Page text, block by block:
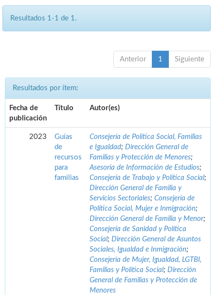
Resultados 1-1 de 1.
Anterior 1 Siguiente
Resultados por ítem:
Fecha de
publicación
Título Autor(es)
2023
Guías
de
recursos
para
familias
Consejería de Política Social, Familias
e Igualdad; Dirección General de
Familias y Protección de Menores;
Asesoría de Información de Estudios;
Consejería de Trabajo y Política Social;
Dirección General de Familia y
Servicios Sectoriales; Consejería de
Política Social, Mujer e Inmigración;
Dirección General de Familia y Menor;
Consejería de Sanidad y Política
Social; Dirección General de Asuntos
Sociales, Igualdad e Inmigración;
Consejería de Mujer, Igualdad, LGTBI,
Familias y Política Social; Dirección
General de Familias y Protección de
Menores